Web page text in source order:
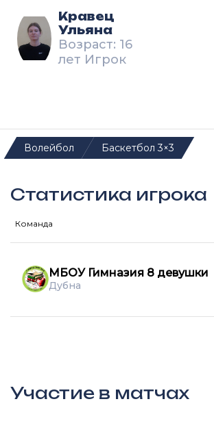
Кравец
Ульяна
Возраст: 16
лет Игрок
Волейбол Баскетбол 3×3
Статистика игрока
Команда
МБОУ Гимназия 8 девушки
Дубна
Участие в матчах